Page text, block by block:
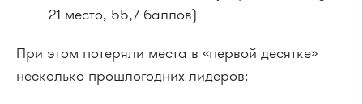
21 место, 55,7 баллов)
При этом потеряли места в «первой десятке»
несколько прошлогодних лидеров: